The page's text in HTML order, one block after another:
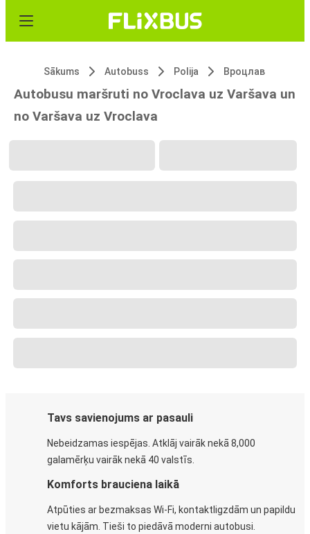
Sākums Autobuss Polija Вроцлав
Autobusu maršruti no Vroclava uz Varšava un
no Varšava uz Vroclava
Tavs savienojums ar pasauli
Nebeidzamas iespējas. Atklāj vairāk nekā 8,000
galamērķu vairāk nekā 40 valstīs.
Komforts brauciena laikā
Atpūties ar bezmaksas Wi-Fi, kontaktligzdām un papildu
vietu kājām. Tieši to piedāvā moderni autobusi.